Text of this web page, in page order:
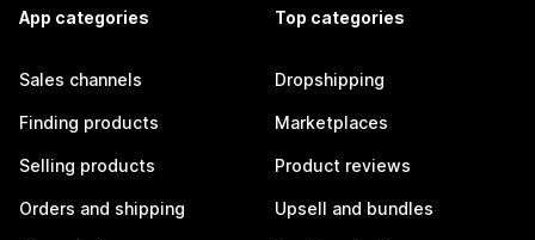
App categories
Sales channels
Finding products
Selling products
Orders and shipping
Top categories
Dropshipping
Marketplaces
Product reviews
Upsell and bundles